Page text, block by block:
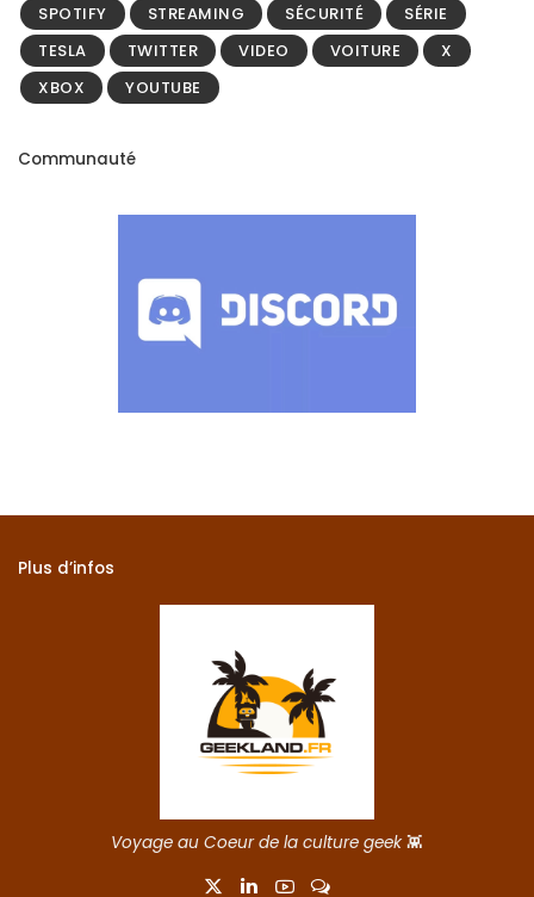
SPOTIFY
STREAMING SÉCURITÉ
SÉRIE
TESLA
TWITTER VIDEO VOITURE
X
XBOX
YOUTUBE
Communauté
Plus d’infos
Voyage au Coeur de la culture geek👾